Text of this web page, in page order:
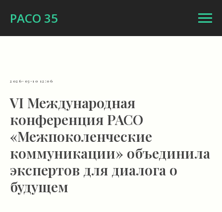
РАСО 35
2026-03-10 12:06
VI Международная
конференция РАСО
«Межпоколенческие
коммуникации» объединила
экспертов для диалога о
будущем